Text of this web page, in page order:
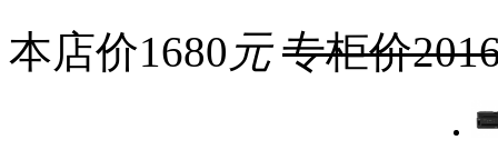
本店价1680 元 专柜价